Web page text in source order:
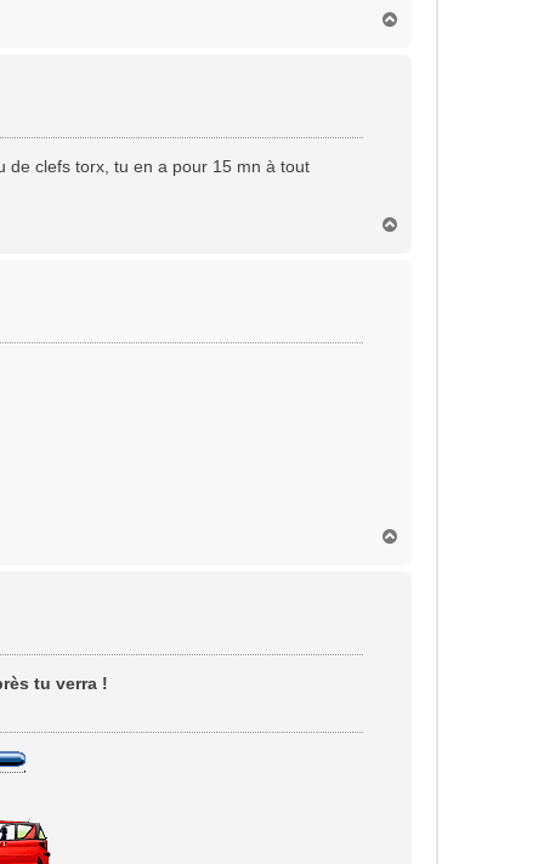
de clefs torx, tu en a pour 15 mn à tout
tu verra !